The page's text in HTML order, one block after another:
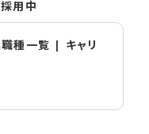
用中
種一覧 | キャリ